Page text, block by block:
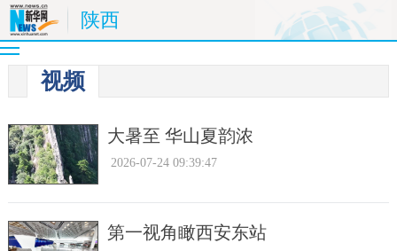
陕西
视频
大暑至 华山夏韵浓
2026-07-24 09:39:47
第一视角瞰西安东站